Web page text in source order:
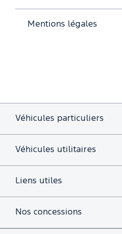
Mentions légales
Véhicules particuliers
Véhicules utilitaires
Liens utiles
Nos concessions